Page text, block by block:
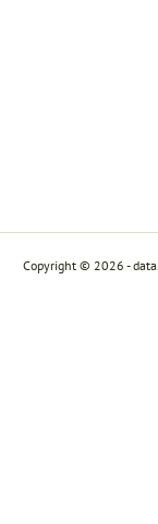
Copyright © 2026 -